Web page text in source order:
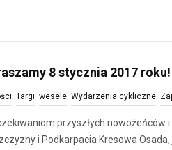
8 stycznia 2017 roku!
,Targi,wesele,Wydarzenia cykliczne,
przyszłych nowożeńców
i Podkarpacia Kresowa